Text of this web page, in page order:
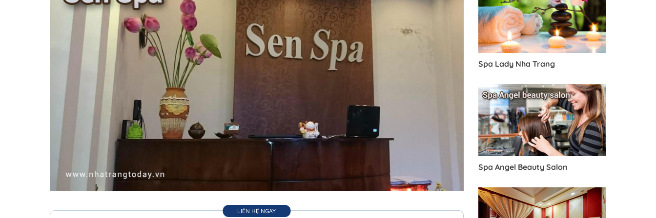
LIÊN HỆ NGAY
Spa Lady Nha Trang
Spa Angel Beauty Salon